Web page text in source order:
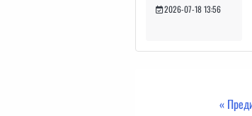
2026-07-18 13:56
«